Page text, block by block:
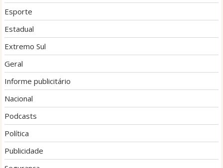
Esporte
Estadual
Extremo Sul
Geral
Informe publicitário
Nacional
Podcasts
Política
Publicidade